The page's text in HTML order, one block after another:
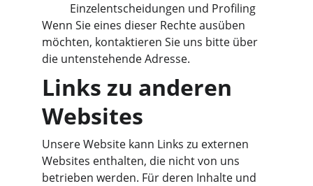
Einzelentscheidungen und Profiling
Wenn Sie eines dieser Rechte ausüben
möchten, kontaktieren Sie uns bitte über
die untenstehende Adresse.
Links zu anderen
Websites
Unsere Website kann Links zu externen
Websites enthalten, die nicht von uns
betrieben werden. Für deren Inhalte und